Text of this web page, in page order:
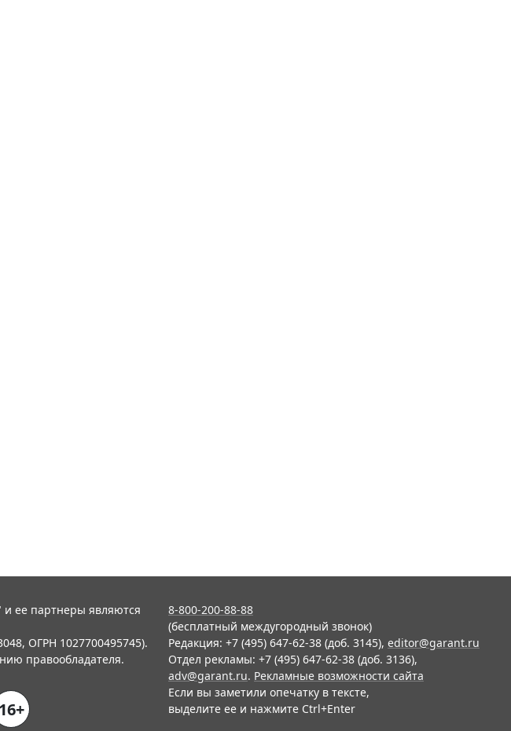
и ее партнеры являются
ОГРН 1027700495745).
правообладателя.
16+
8-800-200-88-88
(бесплатный междугородный звонок)
Редакция: +7 (495) 647-62-38 (доб. 3145), editor@garant.ru
Отдел рекламы: +7 (495) 647-62-38 (доб. 3136),
adv@garant.ru. Рекламные возможности сайта
Если вы заметили опечатку в тексте,
выделите ее и нажмите Ctrl+Enter